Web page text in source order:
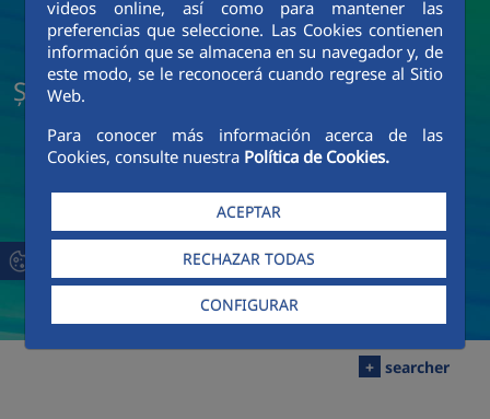
videos online, así como para mantener las
preferencias que seleccione. Las Cookies contienen
información que se almacena en su navegador y, de
este modo, se le reconocerá cuando regrese al Sitio
Web.
Para conocer más información acerca de las
Cookies, consulte nuestra Política de Cookies.
ACEPTAR
RECHAZAR TODAS
CONFIGURAR
Știri și actualități FCC Construcción
+ searcher